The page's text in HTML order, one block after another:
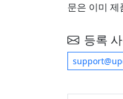
문은 이미
등록